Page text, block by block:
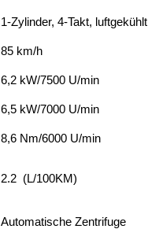
1-Zylinder, 4-Takt,
85 km/h
6,2 kW/7500 U/min
6,5 kW/7000 U/min
8,6 Nm/6000 U/min
2.2 (L/100KM)
Automatische Zentrifuge